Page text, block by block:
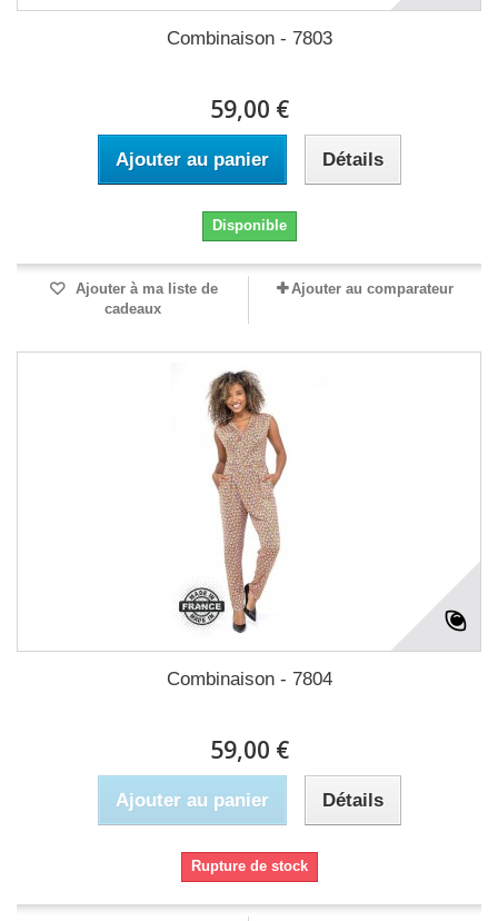
Combinaison - 7803
59,00 €
Ajouter au panier Détails
Disponible
Ajouter à ma liste de
cadeaux
Ajouter au comparateur
Combinaison - 7804
59,00 €
Ajouter au panier Détails
Rupture de stock